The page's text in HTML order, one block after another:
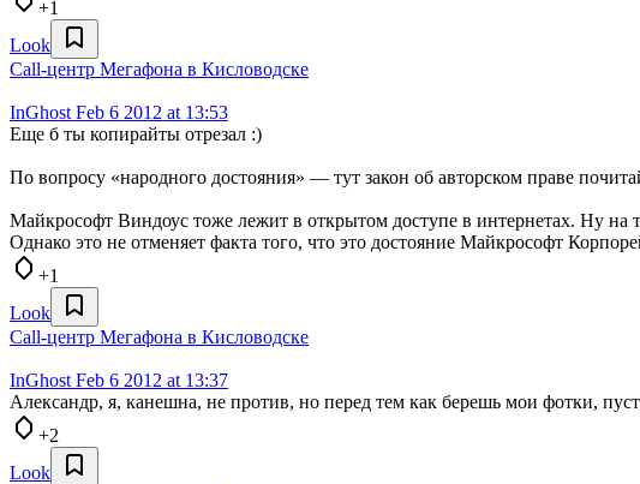
+1
Look
Call-центр Мегафона в Кисловодске
InGhost Feb 6 2012 at 13:53
Еще б ты копирайты отрезал :)
По вопросу «народного достояния» — тут закон об авторском праве
Майкрософт Виндоус тоже лежит в открытом доступе в интернетах. Ну на
Однако это не отменяет факта того, что это достояние Майкрософт
+1
Look
Call-центр Мегафона в Кисловодске
InGhost Feb 6 2012 at 13:37
Александр, я, канешна, не против, но перед тем как берешь мои фотки,
+2
Look